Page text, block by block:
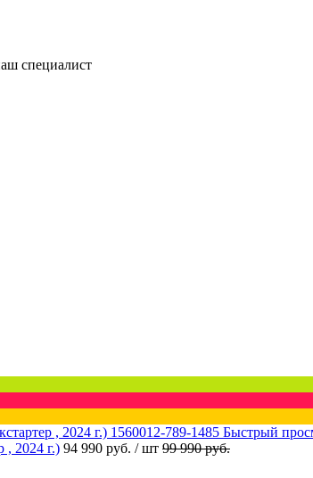
специалист
Быстрый
, 2024 г.) 94 990 руб. / шт 99 990 руб.